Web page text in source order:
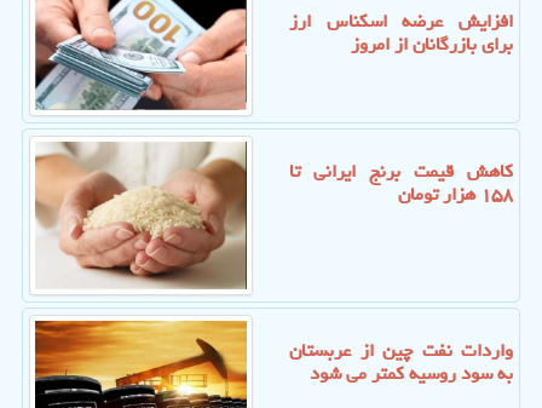
افزایش عرضه اسکناس ارز
برای بازرگانان از امروز
کاهش قیمت برنج ایرانی تا
۱۵۸ هزار تومان
واردات نفت چین از عربستان
به سود روسیه کمتر می شود